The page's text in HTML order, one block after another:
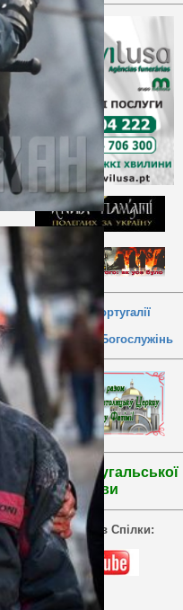
УГКЦ у Португалії
Розпорядок Богослужінь
Уроки португальської
мови
Відеоархів Спілки: